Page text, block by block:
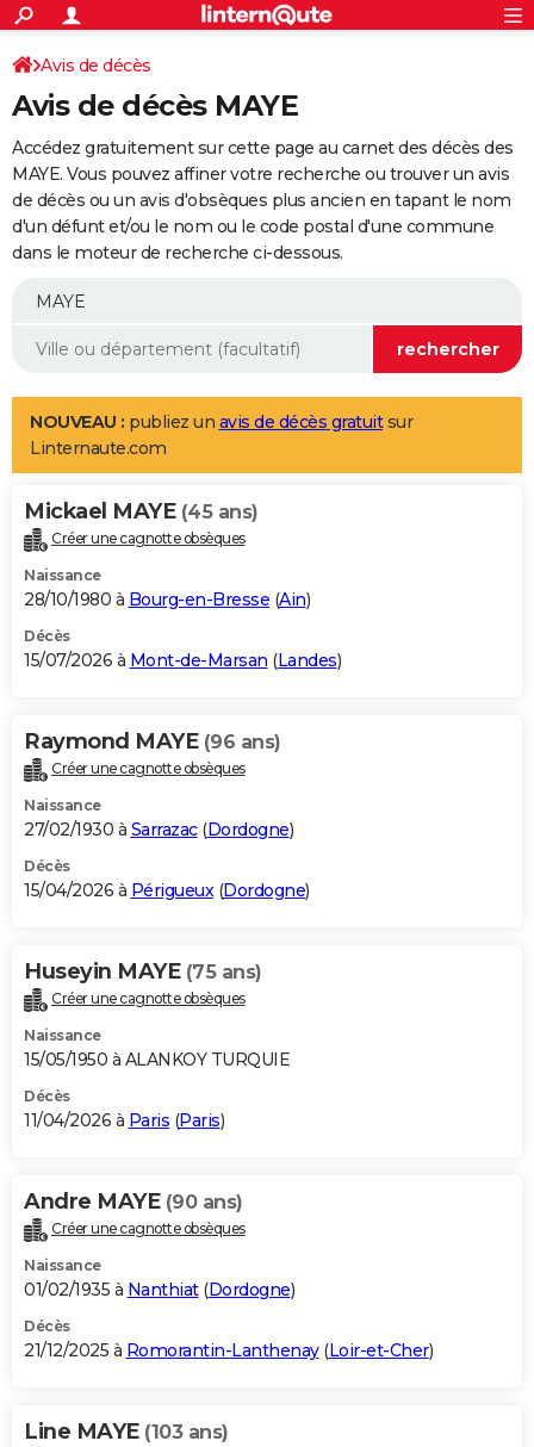
ACTUALITÉS
Politique
Société
Faits Divers
Education
Monde
Villes
+
SPORT
Coupe du monde 2026
Football
Tennis
Cyclisme
Rugby
Forum
Programme TV
TNT
Streaming
Cinéma
Sorties cinéma
Musique
+
FINANCE
Retraite
Impôts
Epargne
Immobilier
Risques naturels par ville
Banque
Assurance
Crédit
AUTO
Essais
Réserver un essai
Citadines
Berlines
SUV
Forum auto
+
Mobiles
Meilleur smartphone
Internet
Ordinateurs
Jeux vidéo
Guide high-tech
Aménagement intérieur
LIFESTYLE
Art de vivre
Bien-être
Loisirs
Mode
Modes de vie
Alimentation
Guide de la santé
Maladies
Médicaments
Sommeil
VOYAGE
Destinations
City break
Voyage nature
Voyage de noces
Forum
Climat
+PHOTO
GUIDES D'ACHAT
BONS PLANS
Carte de Noël
Carte Bonne année
Carte Saint-Valentin
Carte Pâques
Carte d'anniversaire
DICTIONNAIRE
Dictionnaire
Biographies
Citations
Expressions
Proverbes
PROGRAMME TV
S'inscrire
Se connecter
Lycées
Collèges
Primaires
Universités
Entreprises
Service militaire
Avis de recherche
AVIS DE DÉCÈS
Bricolage
Lifestyle
Culture
Sport
Auto
Television
Voyage
Cinema
Avis de décès
Avis de décès MAYE
Accédez gratuitement sur cette page au carnet des décès des
MAYE. Vous pouvez affiner votre recherche ou trouver un avis
de décès ou un avis d'obsèques plus ancien en tapant le nom
d'un défunt et/ou le nom ou le code postal d'une commune
dans le moteur de recherche ci-dessous.
NOUVEAU : publiez un avis de décès gratuitsur
Linternaute.com
Mickael MAYE (45 ans)
Créer une cagnotte obsèques
Naissance
28/10/1980 à Bourg-en-Bresse (Ain)
Décès
15/07/2026 à Mont-de-Marsan (Landes)
Raymond MAYE (96 ans)
Créer une cagnotte obsèques
Naissance
27/02/1930 à Sarrazac(Dordogne)
Décès
15/04/2026 à Périgueux(Dordogne)
Huseyin MAYE (75 ans)
Créer une cagnotte obsèques
Naissance
15/05/1950 à ALANKOY TURQUIE
Décès
11/04/2026 à Paris (Paris)
Andre MAYE (90 ans)
Créer une cagnotte obsèques
Naissance
01/02/1935 à Nanthiat(Dordogne)
Décès
21/12/2025 à Romorantin-Lanthenay(Loir-et-Cher)
Line MAYE (103 ans)